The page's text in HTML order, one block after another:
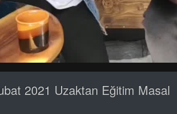
2021 Uzaktan Eğitim Masal